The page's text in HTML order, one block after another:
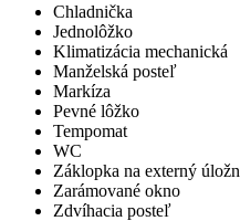
Chladnička
Jednolôžko
Klimatizácia mechanická
Manželská posteľ
Markíza
Pevné lôžko
Tempomat
WC
Záklopka na externý
Zarámované okno
Zdvíhacia posteľ